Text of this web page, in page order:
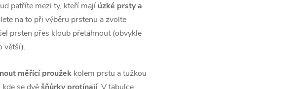
patříte mezi ty, kteří mají úzké prsty a
na to při výběru prstenu a zvolte
prsten přes kloub přetáhnout (obvykle
větší).
měřící proužek kolem prstu a tužkou